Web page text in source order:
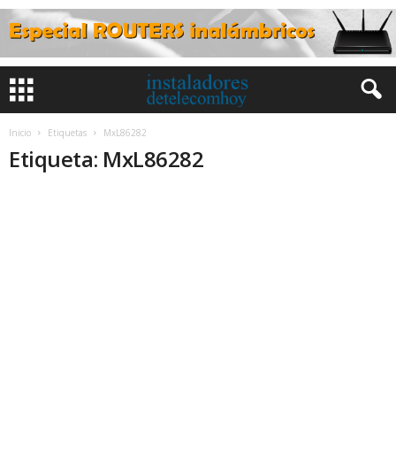
Inicio Etiquetas MxL86282
Etiqueta: MxL86282